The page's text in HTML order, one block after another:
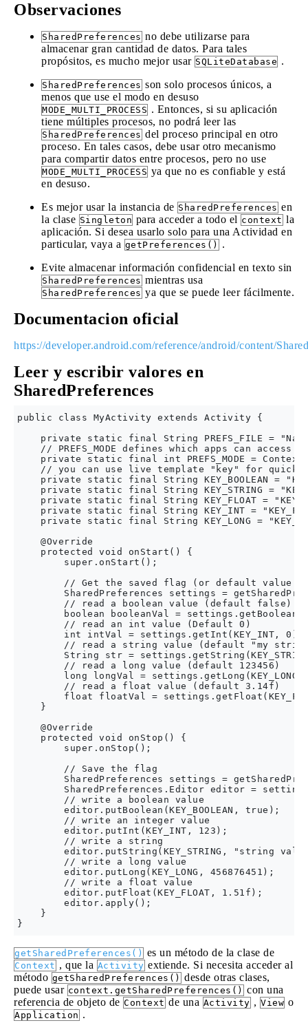
Observaciones
SharedPreferences no debe utilizarse para
almacenar gran cantidad de datos. Para tales
propósitos, es mucho mejor usar SQLiteDatabase .
SharedPreferences son solo procesos únicos, a
menos que use el modo en desuso
MODE_MULTI_PROCESS . Entonces, si su aplicación
tiene múltiples procesos, no podrá leer las
SharedPreferences del proceso principal en otro
proceso. En tales casos, debe usar otro mecanismo
para compartir datos entre procesos, pero no use
MODE_MULTI_PROCESS ya que no es confiable y está
en desuso.
Es mejor usar la instancia de SharedPreferences en
la clase Singleton para acceder a todo el context la
aplicación. Si desea usarlo solo para una Actividad en
particular, vaya a getPreferences()
.
Evite almacenar información confidencial en texto sin
SharedPreferences mientras usa
SharedPreferences ya que se puede leer fácilmente.
Documentacion oficial
https://developer.android.com/reference/android/content/
Leer y escribir valores en
SharedPreferences
public class MyActivity extends Activity {
private static final String PREFS_FILE =
// PREFS_MODE defines which apps can access
private static final int PREFS_MODE =
// you can use live template "key" for
private static final String KEY_BOOLEAN =
private static final String KEY_STRING =
private static final String KEY_FLOAT =
private static final String KEY_INT =
private static final String KEY_LONG =
    @Override
    protected void onStart() {
        super.onStart();
// Get the saved flag (or default value
SharedPreferences settings =
        // read a boolean value (default false)
boolean booleanVal =
        // read an int value (Default 0)
        int intVal = settings.getInt(KEY_INT, 0);
// read a string value (default "my
String str =
        // read a long value (default 123456)
long longVal = settings.getLong(KEY_LONG,
        // read a float value (default 3.14f)
float floatVal =
    }
    @Override
    protected void onStop() {
        super.onStop();
        // Save the flag
SharedPreferences settings =
SharedPreferences.Editor editor =
        // write a boolean value
        editor.putBoolean(KEY_BOOLEAN, true);
        // write an integer value
        editor.putInt(KEY_INT, 123);
        // write a string
editor.putString(KEY_STRING, "string
        // write a long value
        editor.putLong(KEY_LONG, 456876451);
        // write a float value
        editor.putFloat(KEY_FLOAT, 1.51f);
        editor.apply();
    }
getSharedPreferences() es un método de la clase de
Context , que la Activity extiende. Si necesita acceder al
método getSharedPreferences() desde otras clases,
puede usar context.getSharedPreferences() con una
referencia de objeto de Context de una Activity , View o
Application .